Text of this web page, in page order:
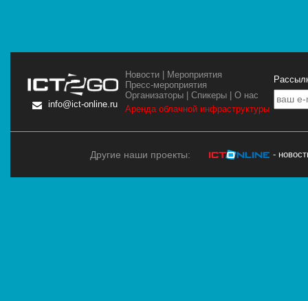
info@ict-online.ru
Новости | Мероприятия
Пресс-мероприятия
Организаторы |Спикеры |О нас
Аренда облачной инфраструктуры
Другие наши проекты: -